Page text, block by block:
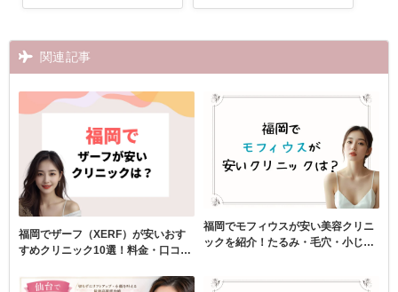
料金・口コミを比較
切らずにたるみ改善
関連記事
福岡でザーフ（XERF）が安いおす
すめクリニック10選！料金・口コミ
福岡でモフィウスが安い美容クリニ
ックを紹介！たるみ・毛穴・小じわ